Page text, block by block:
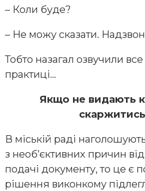
– Коли буде?
– Не можу сказати.
Тобто назагал озвучили
практиці…
Якщо не видають
скаржитись
В міській раді
з необ’єктивних причин
подачі документу, то це є
рішення виконкому